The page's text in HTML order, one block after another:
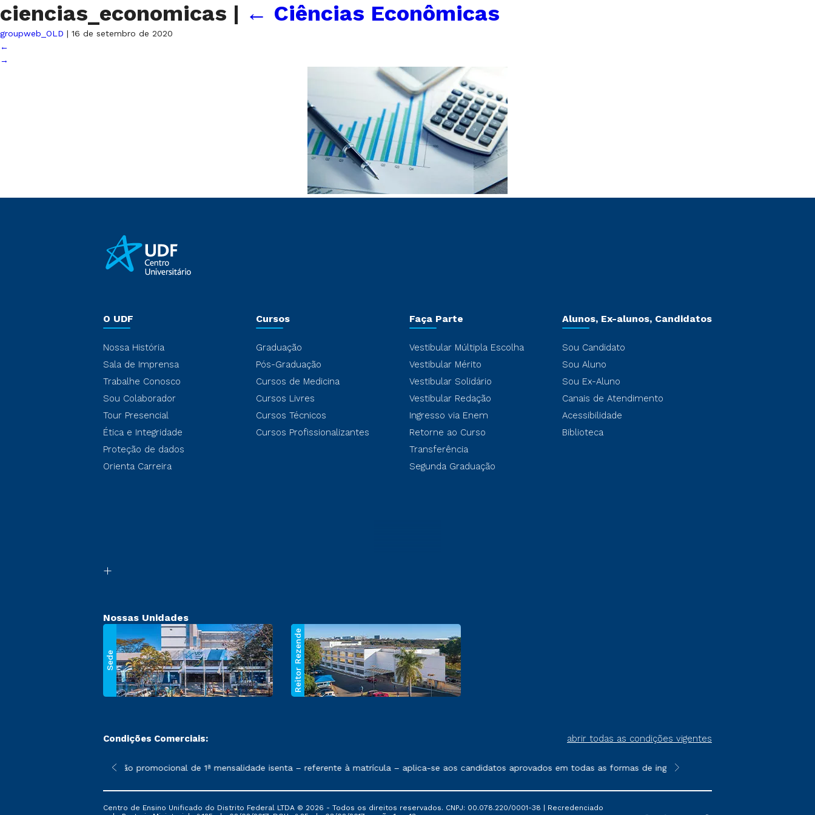
ciencias_economicas | ← Ciências Econômicas
groupweb_OLD | 16 de setembro de 2020
←
→
O UDF
Nossa História
Sala de Imprensa
Trabalhe Conosco
Sou Colaborador
Tour Presencial
Ética e Integridade
Proteção de dados
Orienta Carreira
Cursos
Graduação
Pós-Graduação
Cursos de Medicina
Cursos Livres
Cursos Técnicos
Cursos Profissionalizantes
Faça Parte
Vestibular Múltipla Escolha
Vestibular Mérito
Vestibular Solidário
Vestibular Redação
Ingresso via Enem
Retorne ao Curso
Transferência
Segunda Graduação
Alunos, Ex-alunos, Candidatos
Sou Candidato
Sou Aluno
Sou Ex-Aluno
Canais de Atendimento
Acessibilidade
Biblioteca
Nossas Unidades
Sede Reitor Rezende
Condições Comerciais: abrir todas as condições vigentes
sofrer alterações nos períodos de rematrícula conforme exposto no contrato de prestação de serviços.
*A condição promocional de 1ª mensalidade isenta – referente à matrícula – aplica-se aos candidatos aprovados em todas as formas de ingresso, exceto na prova on-line
**Semipresencial é um formato do
Centro de Ensino Unificado do Distrito Federal LTDA © 2026 - Todos os direitos reservados. CNPJ: 00.078.220/0001-38 | Recredenciado